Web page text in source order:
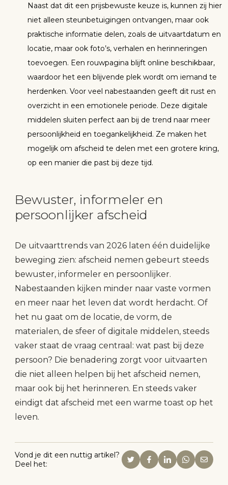
Naast dat dit een prijsbewuste keuze is, kunnen zij hier
niet alleen steunbetuigingen ontvangen, maar ook
praktische informatie delen, zoals de uitvaartdatum en
locatie, maar ook foto’s, verhalen en herinneringen
toevoegen. Een rouwpagina blijft online beschikbaar,
waardoor het een blijvende plek wordt om iemand te
herdenken. Voor veel nabestaanden geeft dit rust en
overzicht in een emotionele periode. Deze digitale
middelen sluiten perfect aan bij de trend naar meer
persoonlijkheid en toegankelijkheid. Ze maken het
mogelijk om afscheid te delen met een grotere kring,
op een manier die past bij deze tijd.
Bewuster, informeler en
persoonlijker afscheid
De uitvaarttrends van 2026 laten één duidelijke
beweging zien: afscheid nemen gebeurt steeds
bewuster, informeler en persoonlijker.
Nabestaanden kijken minder naar vaste vormen
en meer naar het leven dat wordt herdacht. Of
het nu gaat om de locatie, de vorm, de
materialen, de sfeer of digitale middelen, steeds
vaker staat de vraag centraal: wat past bij deze
persoon? Die benadering zorgt voor uitvaarten
die niet alleen helpen bij het afscheid nemen,
maar ook bij het herinneren. En steeds vaker
eindigt dat afscheid met een warme toast op het
leven.
Vond je dit een nuttig artikel?
Deel het: